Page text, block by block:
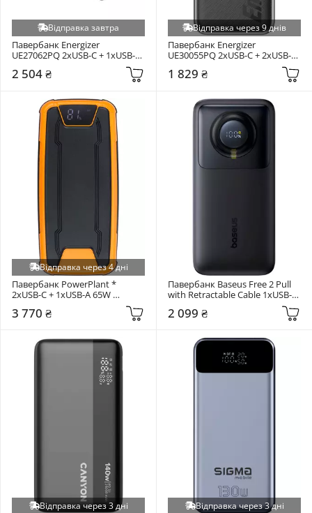
Відправка завтра
Павербанк Energizer
UE27062PQ 2xUSB-C + 1xUSB-A
2 504 ₴
Відправка через 9 днів
Павербанк Energizer
UE30055PQ 2xUSB-C + 2xUSB-A
1 829 ₴
Відправка через 4 дні
Павербанк PowerPlant *
2xUSB-C + 1xUSB-A 65W
3 770 ₴
Павербанк Baseus Free 2 Pull
with Retractable Cable 1xUSB-C
(P10073700123-00)
2 099 ₴
Відправка через 3 дні Відправка через 3 дні